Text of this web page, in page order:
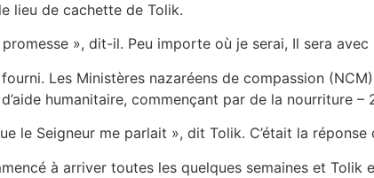
lieu de cachette de Tolik.
», dit-il. Peu importe où je serai, Il sera avec
Les Ministères nazaréens de compassion
humanitaire, commençant par de la nourriture –
le Seigneur me parlait », dit Tolik. C’était la
à arriver toutes les quelques semaines et Tolik